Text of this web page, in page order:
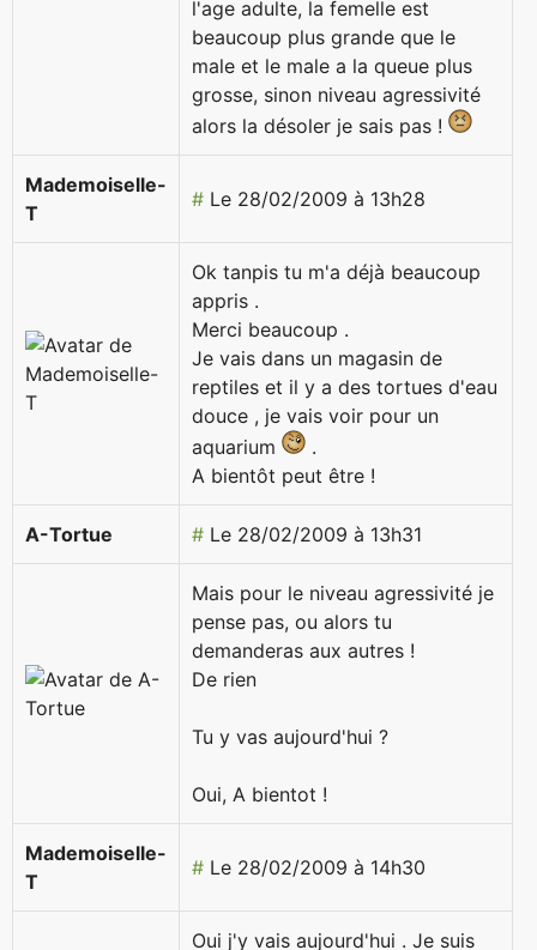
l'age adulte, la femelle est
beaucoup plus grande que le
male et le male a la queue plus
grosse, sinon niveau agressivité
alors la désoler je sais pas !
Mademoiselle-
T
# Le 28/02/2009 à 13h28
Ok tanpis tu m'a déjà beaucoup
appris .
Merci beaucoup .
Je vais dans un magasin de
reptiles et il y a des tortues d'eau
douce , je vais voir pour un
aquarium
.
A bientôt peut être !
A-Tortue # Le 28/02/2009 à 13h31
Mais pour le niveau agressivité je
pense pas, ou alors tu
demanderas aux autres !
De rien
Tu y vas aujourd'hui ?
Oui, A bientot !
Mademoiselle-
T
# Le 28/02/2009 à 14h30
Oui j'y vais aujourd'hui . Je suis